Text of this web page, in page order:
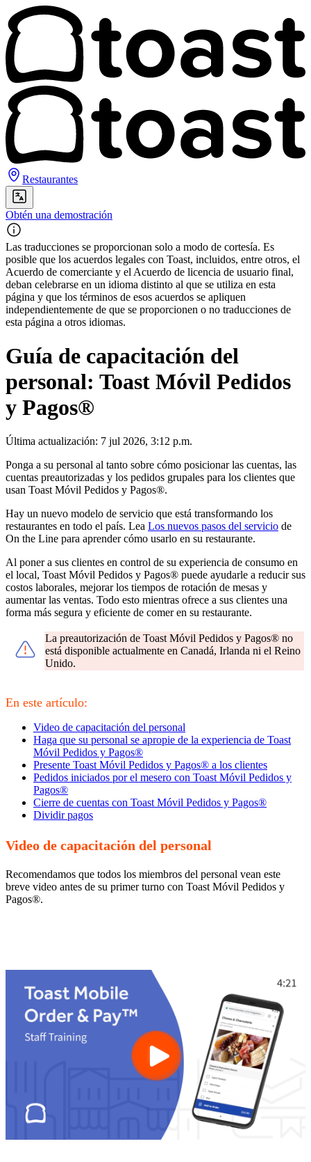
Restaurantes
Obtén una demostración
Las traducciones se proporcionan solo a modo de cortesía. Es
posible que los acuerdos legales con Toast, incluidos, entre otros, el
Acuerdo de comerciante y el Acuerdo de licencia de usuario final,
deban celebrarse en un idioma distinto al que se utiliza en esta
página y que los términos de esos acuerdos se apliquen
independientemente de que se proporcionen o no traducciones de
esta página a otros idiomas.
Guía de capacitación del
personal: Toast Móvil Pedidos
y Pagos®
Última actualización: 7 jul 2026, 3:12 p.m.
Ponga a su personal al tanto sobre cómo posicionar las cuentas, las
cuentas preautorizadas y los pedidos grupales para los clientes que
usan Toast Móvil Pedidos y Pagos®.
Hay un nuevo modelo de servicio que está transformando los
restaurantes en todo el país. Lea Los nuevos pasos del servicio de
On the Line para aprender cómo usarlo en su restaurante.
Al poner a sus clientes en control de su experiencia de consumo en
el local, Toast Móvil Pedidos y Pagos® puede ayudarle a reducir sus
costos laborales, mejorar los tiempos de rotación de mesas y
aumentar las ventas. Todo esto mientras ofrece a sus clientes una
forma más segura y eficiente de comer en su restaurante.
La preautorización de Toast Móvil Pedidos y Pagos® no
está disponible actualmente en Canadá, Irlanda ni el Reino
Unido.
En este artículo:
Video de capacitación del personal
Haga que su personal se apropie de la experiencia de Toast
Móvil Pedidos y Pagos®
Presente Toast Móvil Pedidos y Pagos® a los clientes
Pedidos iniciados por el mesero con Toast Móvil Pedidos y
Pagos®
Cierre de cuentas con Toast Móvil Pedidos y Pagos®
Dividir pagos
Video de capacitación del personal
Recomendamos que todos los miembros del personal vean este
breve video antes de su primer turno con Toast Móvil Pedidos y
Pagos®.